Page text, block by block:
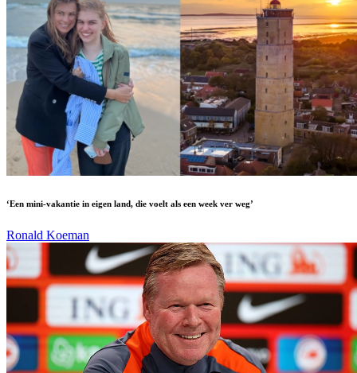
‘Een mini-vakantie in eigen land, die voelt als een week ver weg’
Ronald Koeman